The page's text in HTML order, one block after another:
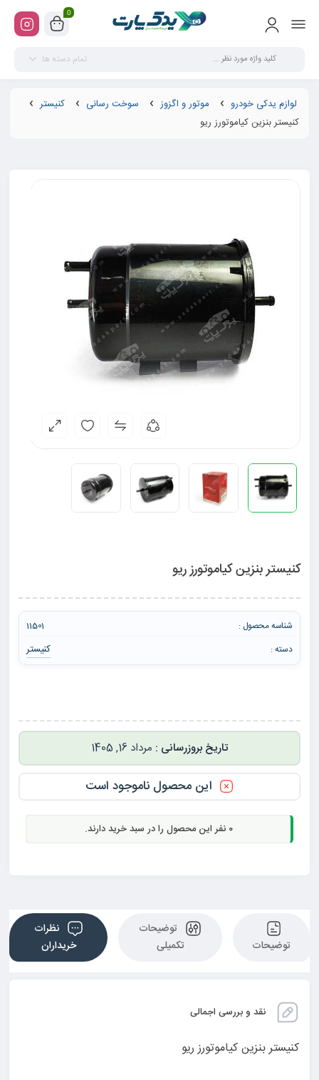
0
تمام دسته ها
لوازم یدکی خودرو موتور و اگزوز سوخت رسانی
کنیستر
کنیستر بنزین کیاموتورز ریو
کنیستر بنزین کیاموتورز ریو
شناسه محصول :
11501
دسته :
کنیستر
مرداد 16, 1405
این محصول ناموجود است
0 نفر این محصول را در سبد خرید دارند.
توضیحات
توضیحات
تکمیلی
نظرات
خریداران
نقد و بررسی اجمالی
کنیستر بنزین کیاموتورز ریو